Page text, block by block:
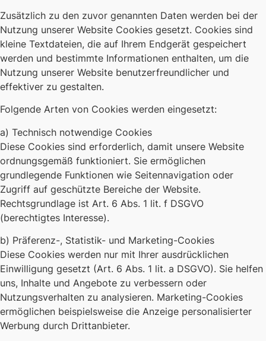
Zusätzlich zu den zuvor genannten Daten werden bei der
Nutzung unserer Website Cookies gesetzt. Cookies sind
kleine Textdateien, die auf Ihrem Endgerät gespeichert
werden und bestimmte Informationen enthalten, um die
Nutzung unserer Website benutzerfreundlicher und
effektiver zu gestalten.
Folgende Arten von Cookies werden eingesetzt:
a) Technisch notwendige Cookies
Diese Cookies sind erforderlich, damit unsere Website
ordnungsgemäß funktioniert. Sie ermöglichen
grundlegende Funktionen wie Seitennavigation oder
Zugriff auf geschützte Bereiche der Website.
Rechtsgrundlage ist Art. 6 Abs. 1 lit. f DSGVO
(berechtigtes Interesse).
b) Präferenz-, Statistik- und Marketing-Cookies
Diese Cookies werden nur mit Ihrer ausdrücklichen
Einwilligung gesetzt (Art. 6 Abs. 1 lit. a DSGVO). Sie helfen
uns, Inhalte und Angebote zu verbessern oder
Nutzungsverhalten zu analysieren. Marketing-Cookies
ermöglichen beispielsweise die Anzeige personalisierter
Werbung durch Drittanbieter.